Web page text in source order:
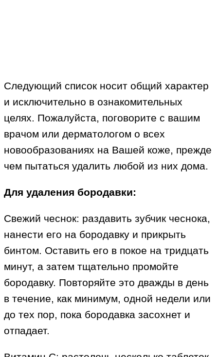
Следующий список носит общий характер
и исключительно в ознакомительных
целях. Пожалуйста, поговорите с вашим
врачом или дерматологом о всех
новообразованиях на Вашей коже, прежде
чем пытаться удалить любой из них дома.
Для удаления бородавки:
Свежий чеснок: раздавить зубчик чеснока,
нанести его на бородавку и прикрыть
бинтом. Оставить его в покое на тридцать
минут, а затем тщательно промойте
бородавку. Повторяйте это дважды в день
в течение, как минимум, одной недели или
до тех пор, пока бородавка засохнет и
отпадает.